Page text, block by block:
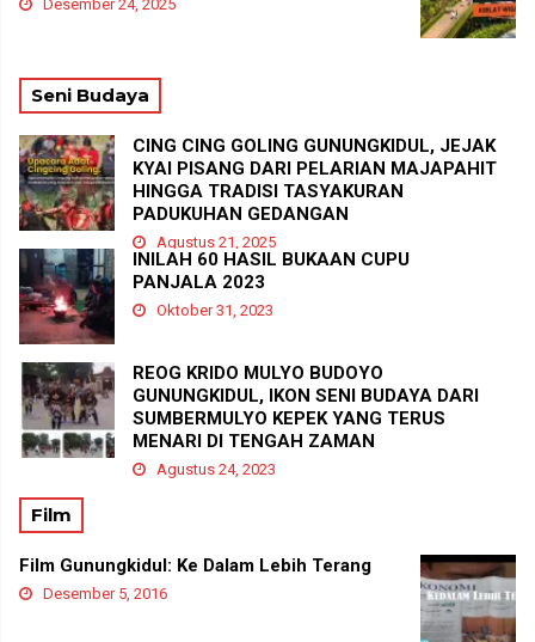
Desember 24, 2025
Seni Budaya
CING CING GOLING GUNUNGKIDUL, JEJAK
KYAI PISANG DARI PELARIAN MAJAPAHIT
HINGGA TRADISI TASYAKURAN
PADUKUHAN GEDANGAN
Agustus 21, 2025
INILAH 60 HASIL BUKAAN CUPU
PANJALA 2023
Oktober 31, 2023
REOG KRIDO MULYO BUDOYO
GUNUNGKIDUL, IKON SENI BUDAYA DARI
SUMBERMULYO KEPEK YANG TERUS
MENARI DI TENGAH ZAMAN
Agustus 24, 2023
Film
Film Gunungkidul: Ke Dalam Lebih Terang
Desember 5, 2016